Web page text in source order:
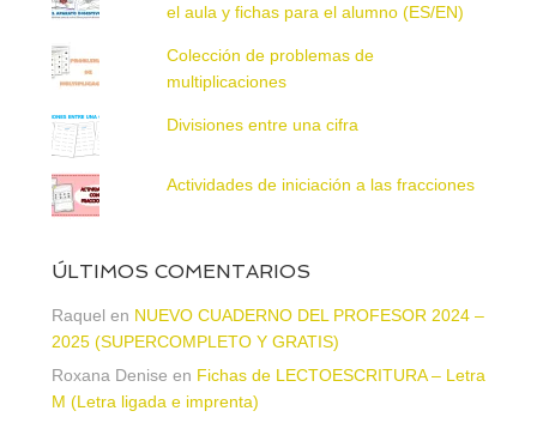
el aula y fichas para el alumno (ES/EN)
Colección de problemas de
multiplicaciones
Divisiones entre una cifra
Actividades de iniciación a las fracciones
ÚLTIMOS COMENTARIOS
Raquel en NUEVO CUADERNO DEL PROFESOR 2024 –
2025 (SUPERCOMPLETO Y GRATIS)
Roxana Denise en Fichas de LECTOESCRITURA – Letra
M (Letra ligada e imprenta)